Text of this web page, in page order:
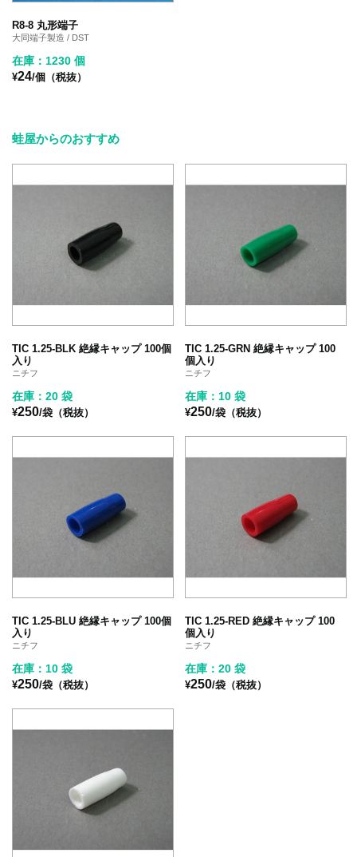
R8-8 丸形端子
大同端子製造 / DST
在庫：1230 個
¥24/個（税抜）
蛙屋からのおすすめ
TIC 1.25-BLK 絶縁キャップ 100個
入り
ニチフ
在庫：20 袋
¥250/袋（税抜）
TIC 1.25-GRN 絶縁キャップ 100
個入り
ニチフ
在庫：10 袋
¥250/袋（税抜）
TIC 1.25-BLU 絶縁キャップ 100個
入り
ニチフ
在庫：10 袋
¥250/袋（税抜）
TIC 1.25-RED 絶縁キャップ 100
個入り
ニチフ
在庫：20 袋
¥250/袋（税抜）